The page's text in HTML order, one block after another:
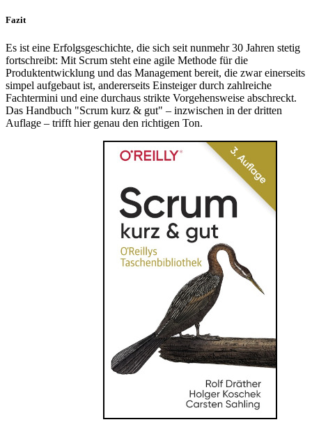
Fazit
Es ist eine Erfolgsgeschichte, die sich seit nunmehr 30 Jahren stetig
fortschreibt: Mit Scrum steht eine agile Methode für die
Produktentwicklung und das Management bereit, die zwar einerseits
simpel aufgebaut ist, andererseits Einsteiger durch zahlreiche
Fachtermini und eine durchaus strikte Vorgehensweise abschreckt.
Das Handbuch "Scrum kurz & gut" – inzwischen in der dritten
Auflage – trifft hier genau den richtigen Ton.